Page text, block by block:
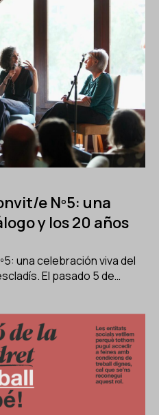
e Nº5: una
y los 20 años
una celebración viva del
El pasado 5 de…